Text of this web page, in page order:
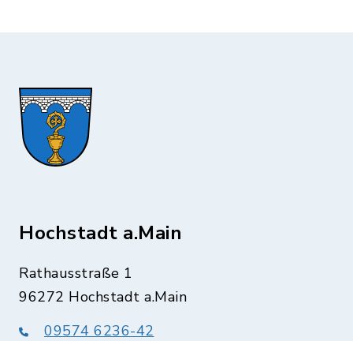
Hochstadt a.Main
Rathausstraße 1
96272 Hochstadt a.Main
09574 6236-42